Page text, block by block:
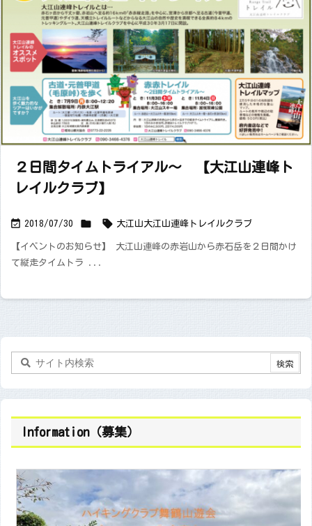
２日間タイムトライアル～ 【大江山連峰ト
レイルクラブ】
 2018/07/30   大江山大江山連峰トレイルクラブ
【イベントのお知らせ】 大江山連峰の赤岩山から赤石岳を２日間かけ
て縦走タイムトラ ...
Information（募集）